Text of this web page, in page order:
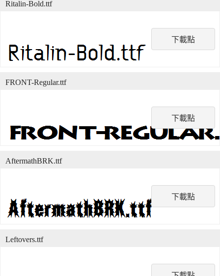
下載點
Ritalin-Bold.ttf
下載點
FRONT-Regular.ttf
下載點
AftermathBRK.ttf
Leftovers.ttf